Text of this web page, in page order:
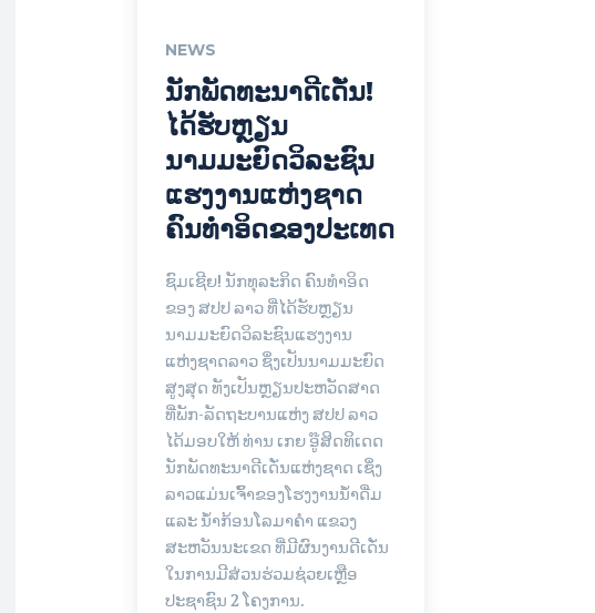
NEWS
ນັກພັດທະນາດີເດັ່ນ!
ໄດ້ຮັບຫຼຽນ
ນາມມະຍົດວິລະຊົນ
ແຮງງານແຫ່ງຊາດ
ຄົນທໍາອິດຂອງປະເທດ
ຊົມເຊີຍ! ນັກທຸລະກິດ ຄົນທຳອິດ
ຂອງ ສປປ ລາວ ທີ່ໄດ້ຮັບຫຼຽນ
ນາມມະຍົດວິລະຊົນແຮງງານ
ແຫ່ງຊາດລາວ ຊຶ່ງເປັນນາມມະຍົດ
ສູງສຸດ ທັງເປັນຫຼຽນປະຫວັດສາດ
ທີ່ພັກ-ລັດຖະບານແຫ່ງ ສປປ ລາວ
ໄດ້ມອບໃຫ້ ທ່ານ ເກຍ ອູ໊ສິດທິເດດ
ນັກພັດທະນາດີເດັ່ນແຫ່ງຊາດ ເຊິ່ງ
ລາວແມ່ນເຈົ້າຂອງໂຮງງານນໍ້າດື່ມ
ແລະ ນ້ຳກ້ອນໂລມາຄໍາ ແຂວງ
ສະຫວັນນະເຂດ ທີ່ມີຜົນງານດີເດັ່ນ
ໃນການມີສ່ວນຮ່ວມຊ່ວຍເຫຼືອ
ປະຊາຊົນ 2 ໂຄງການ.